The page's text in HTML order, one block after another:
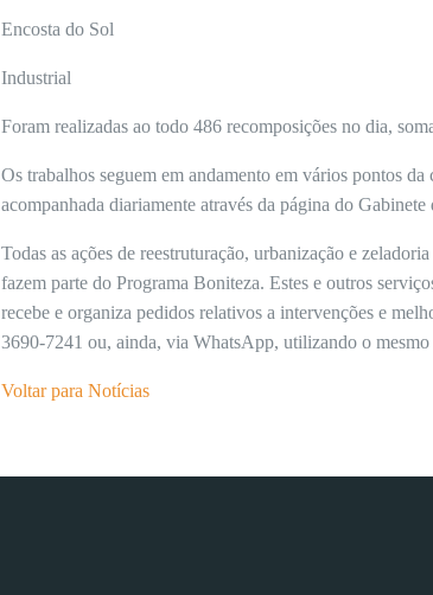
Encosta do Sol
Industrial
Foram realizadas ao todo 486 recomposições no dia,
Os trabalhos seguem em andamento em vários pontos
acompanhada diariamente através da página do
Todas as ações de reestruturação, urbanização e
fazem parte do Programa Boniteza. Estes e outros
recebe e organiza pedidos relativos a intervenções e
3690-7241 ou, ainda, via WhatsApp, utilizando o mesmo
Voltar para Notícias